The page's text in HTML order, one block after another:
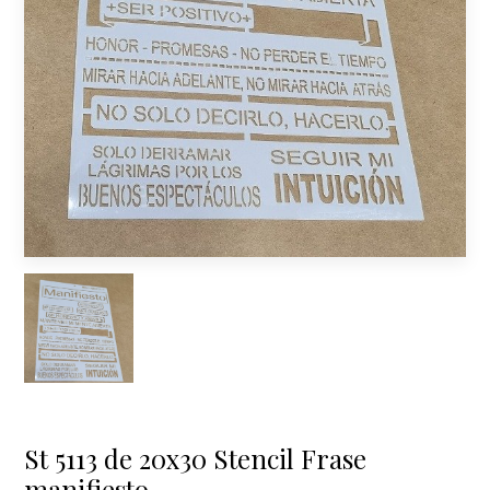
St 5113 de 20x30 Stencil Frase